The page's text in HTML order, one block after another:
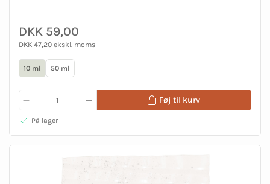
DKK 59,00
DKK 47,20 ekskl. moms
10 ml 50 ml
Føj til kurv
På lager